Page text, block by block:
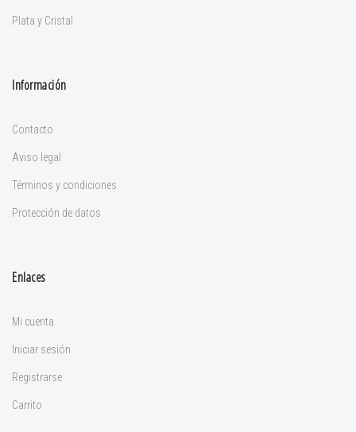
Plata y Cristal
Información
Contacto
Aviso legal
Términos y condiciones
Protección de datos
Enlaces
Mi cuenta
Iniciar sesión
Registrarse
Carrito